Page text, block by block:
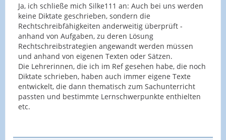
Ja, ich schließe mich Silke111 an: Auch bei uns werden
keine Diktate geschrieben, sondern die
Rechtschreibfähigkeiten anderweitig überprüft -
anhand von Aufgaben, zu deren Lösung
Rechtschreibstrategien angewandt werden müssen
und anhand von eigenen Texten oder Sätzen.
Die Lehrerinnen, die ich im Ref gesehen habe, die noch
Diktate schrieben, haben auch immer eigene Texte
entwickelt, die dann thematisch zum Sachunterricht
passten und bestimmte Lernschwerpunkte enthielten
etc.